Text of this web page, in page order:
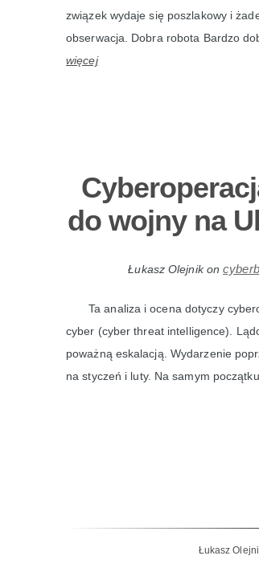
związek wydaje się poszlakowy i
obserwacja. Dobra robota Bardzo
więcej
do wojny na
Łukasz Olejnikon
Ta analiza i ocena dotyczy
cyber (cyber threat intelligence).
poważną eskalacją. Wydarzenie
na styczeń i luty. Na samym
Łukasz